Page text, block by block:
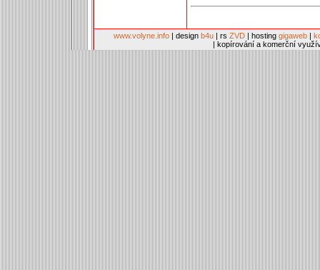
www.volyne.info | design b4u | rs ZVD | hosting gigaweb |
| kopírování a komerční